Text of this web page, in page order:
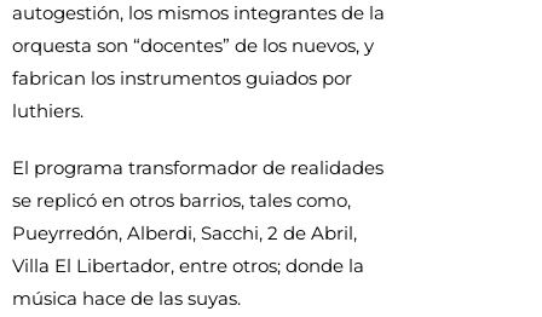
autogestión, los mismos integrantes de la
orquesta son “docentes” de los nuevos, y
fabrican los instrumentos guiados por
luthiers.
El programa transformador de realidades
se replicó en otros barrios, tales como,
Pueyrredón, Alberdi, Sacchi, 2 de Abril,
Villa El Libertador, entre otros; donde la
música hace de las suyas.